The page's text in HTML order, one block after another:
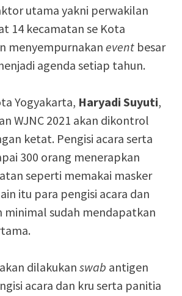
utama yakni perwakilan
14 kecamatan se Kota
menyempurnakan event besar
agenda setiap tahun.
Yogyakarta, Haryadi Suyuti,
WJNC 2021 akan dikontrol
ketat. Pengisi acara serta
300 orang menerapkan
seperti memakai masker
itu para pengisi acara dan
minimal sudah mendapatkan
dilakukan swab antigen
acara dan kru serta panitia